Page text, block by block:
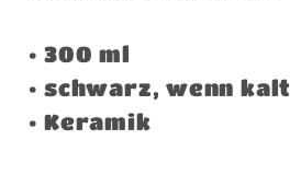
Denglisch
• 300 ml
• schwarz, wenn kalt
• Keramik